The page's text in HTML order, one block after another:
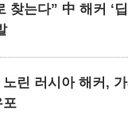
찾는다” 中 해커 ‘
린 러시아 해커,
포